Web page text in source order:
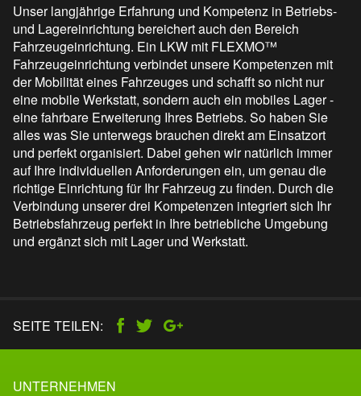
Unser langjährige Erfahrung und Kompetenz in Betriebs-
und Lagereinrichtung bereichert auch den Bereich
Fahrzeugeinrichtung. Ein LKW mit FLEXMO™
Fahrzeugeinrichtung verbindet unsere Kompetenzen mit
der Mobilität eines Fahrzeuges und schafft so nicht nur
eine mobile Werkstatt, sondern auch ein mobiles Lager -
eine fahrbare Erweiterung Ihres Betriebs. So haben Sie
alles was Sie unterwegs brauchen direkt am Einsatzort
und perfekt organisiert. Dabei gehen wir natürlich immer
auf Ihre individuellen Anforderungen ein, um genau die
richtige Einrichtung für Ihr Fahrzeug zu finden. Durch die
Verbindung unserer drei Kompetenzen integriert sich Ihr
Betriebsfahrzeug perfekt in Ihre betriebliche Umgebung
und ergänzt sich mit Lager und Werkstatt.
SEITE TEILEN:
UNTERNEHMEN